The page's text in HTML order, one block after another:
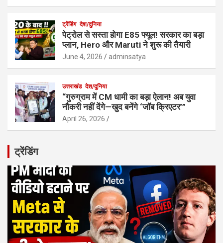
ट्रेंडिंग देश/दुनिया
पेट्रोल से सस्ता होगा E85 फ्यूल! सरकार का बड़ा
प्लान, Hero और Maruti ने शुरू की तैयारी
June 4, 2026 adminsatya
उत्तराखंड देश/दुनिया
“गुरुग्राम में CM धामी का बड़ा ऐलान! अब युवा
नौकरी नहीं देंगे—खुद बनेंगे ‘जॉब क्रिएटर’”
April 26, 2026
ट्रेंडिंग